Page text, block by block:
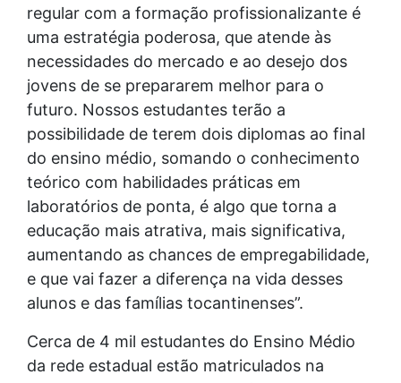
regular com a formação profissionalizante é
uma estratégia poderosa, que atende às
necessidades do mercado e ao desejo dos
jovens de se prepararem melhor para o
futuro. Nossos estudantes terão a
possibilidade de terem dois diplomas ao final
do ensino médio, somando o conhecimento
teórico com habilidades práticas em
laboratórios de ponta, é algo que torna a
educação mais atrativa, mais significativa,
aumentando as chances de empregabilidade,
e que vai fazer a diferença na vida desses
alunos e das famílias tocantinenses”.
Cerca de 4 mil estudantes do Ensino Médio
da rede estadual estão matriculados na